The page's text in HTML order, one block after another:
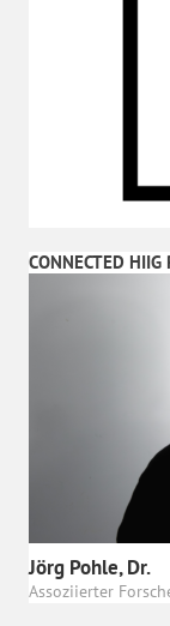
CONNECTED HIIG
Jörg Pohle, Dr.
Assoziierter